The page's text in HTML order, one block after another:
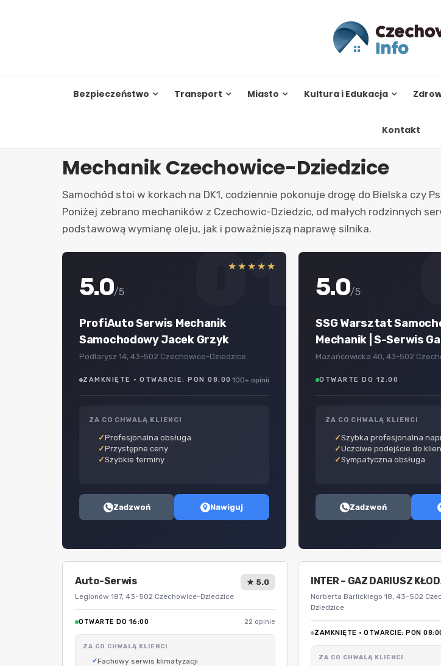
Bezpieczeństwo Transport Miasto Kultura i Edukacja
Kontakt
Mechanik Czechowice-Dziedzice
Samochód stoi w korkach na DK1, codziennie pokonuje drogę do Bielska czy
Poniżej zebrano mechaników z Czechowic-Dziedzic, od małych rodzinnych
podstawową wymianę oleju, jak i poważniejszą naprawę silnika.
01
★★★★★
5.0/5
ProfiAuto Serwis Mechanik
Samochodowy Jacek Grzyk
Podlarysz 14, 43-502 Czechowice-Dziedzice
ZAMKNIĘTE · OTWARCIE: PON 08:00 100+ opinii
ZA CO CHWALĄ KLIENCI
Profesjonalna obsługa
Przystępne ceny
Szybkie terminy
Zadzwoń Nawiguj
5.0/5
SSG Warsztat
Mechanik | S-Serwis
Mazańcowicka 40, 43-502
OTWARTE DO 12:00
ZA CO CHWALĄ KLIENCI
Szybka profesjonalna
Uczciwe podejście do
Sympatyczna obsługa
Zadzwoń
Auto-Serwis
Legionów 187, 43-502 Czechowice-Dziedzice
★ 5.0
OTWARTE DO 16:00 22 opinie
ZA CO CHWALĄ KLIENCI
Fachowy serwis klimatyzacji
INTER – GAZ DARIUSZ
Norberta Barlickiego 18, 43-502
Dziedzice
ZAMKNIĘTE · OTWARCIE: PON
ZA CO CHWALĄ KLIENCI